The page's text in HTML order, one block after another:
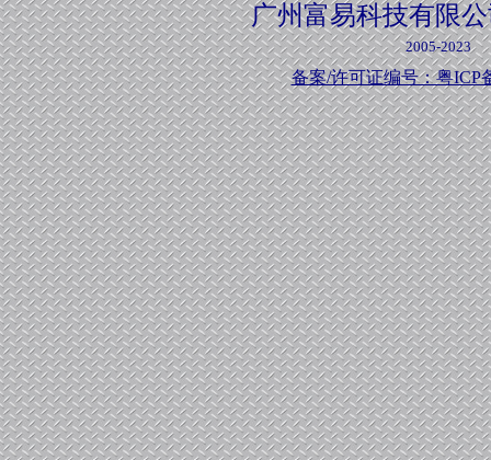
广州富易科技有限
2005-2023
备案/许可证编号：粤ICP